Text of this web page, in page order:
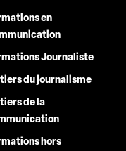
en
Journaliste
du journalisme
de la
hors